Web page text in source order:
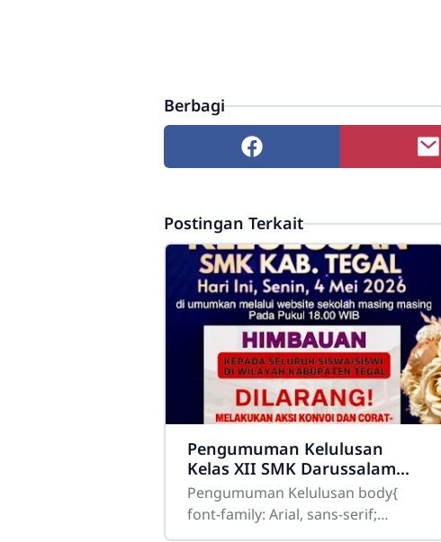
Berbagi
Postingan Terkait
Pengumuman Kelulusan
Kelas XII SMK Darussalam
Balapulang Tahun 2025/2026
Pengumuman Kelulusan body{
font-family: Arial, sans-serif;
background:#ffffff; color:#333;